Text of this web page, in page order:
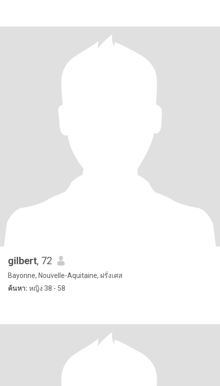
gilbert, 72
Bayonne, Nouvelle-Aquitaine, ฝรั่งเศส
ค้นหา: หญิง 38 - 58